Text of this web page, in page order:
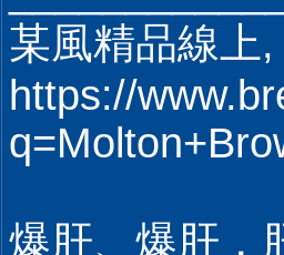
某風精品線上
https://
爆肝、爆肝，